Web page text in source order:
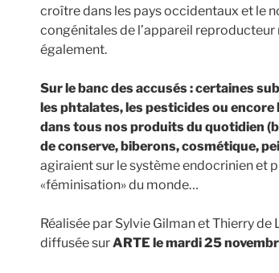
croître dans les pays occidentaux et le
congénitales de l’appareil
également.
Sur le banc des accusés : certaines
les phtalates, les pesticides ou
dans tous nos produits du quotidien
de conserve, biberons, cosmétique,
agiraient sur le système endocrinien et
«féminisation» du monde…
Réalisée par Sylvie Gilman et Thierry de
diffusée surARTE le mardi 25